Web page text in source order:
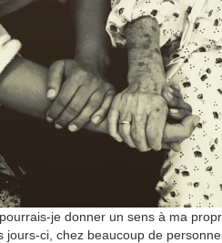
je donner un sens à ma
ci, chez beaucoup de